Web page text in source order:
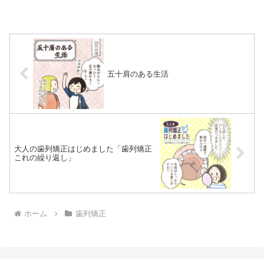
五十肩のある生活
大人の歯列矯正はじめました「歯列矯正
これの繰り返し」
ホーム 歯列矯正